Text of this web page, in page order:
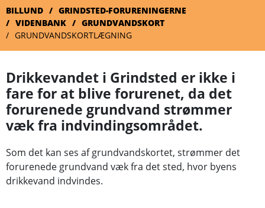
BILLUND
GRINDSTED-FORURENINGERNE
VIDENBANK
GRUNDVANDSKORT
GRUNDVANDSKORTLÆGNING
Drikkevandet i Grindsted er ikke i
fare for at blive forurenet, da det
forurenede grundvand strømmer
væk fra indvindingsområdet.
Som det kan ses af grundvandskortet, strømmer det
forurenede grundvand væk fra det sted, hvor byens
drikkevand indvindes.